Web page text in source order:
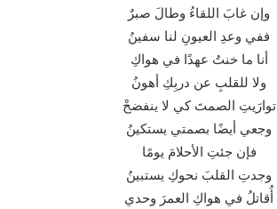
وإن غابَ اللقاءُ وطالَ صبرٌ
ففي وعدِ العيونِ لنا سفينُ
أنا ما خنتُ عهدًا في هواكِ
ولا للقلبِ عن دربِكِ أهونُ
توارَيتِ الصمتَ كي لا ينفضحْ
وجعي أيضًا بصمتي يستكينُ
فإن جئتِ الأحلامَ يومًا
وجدتِ القلبَ نحوكِ يستبينُ
أُقاتلُ في هواكِ العمرَ وحدي